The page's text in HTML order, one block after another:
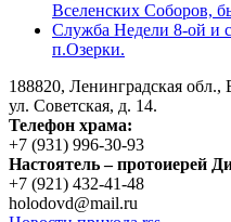
Вселенских Соборов,
Служба Недели 8-ой и
п.Озерки.
188820, Ленинградская обл.,
ул. Советская, д. 14.
Телефон храма:
+7 (931) 996-30-93
Настоятель – протоиерей
+7 (921) 432-41-48
holodovd@mail.ru